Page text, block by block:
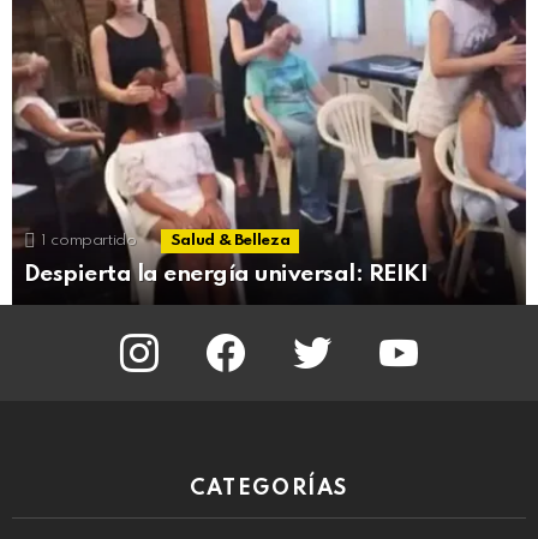
1 compartido Salud & Belleza
Despierta la energía universal: REIKI
instagram facebook twitter youtube
CATEGORÍAS